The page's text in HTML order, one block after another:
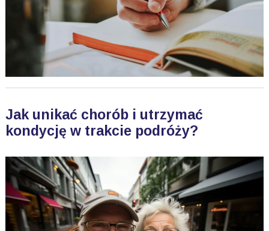
Jak unikać chorób i utrzymać
kondycję w trakcie podróży?